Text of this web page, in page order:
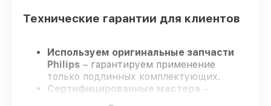
Технические гарантии для клиентов
Используем оригинальные запчасти
Philips – гарантируем применение
только подлинных комплектующих.
Сертифицированные мастера –